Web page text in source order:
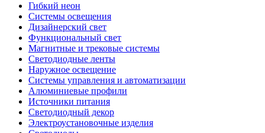
Гибкий неон
Системы освещения
Дизайнерский свет
Функциональный свет
Магнитные и трековые системы
Светодиодные ленты
Наружное освещение
Системы управления и автоматизации
Алюминиевые профили
Источники питания
Светодиодный декор
Электроустановочные изделия